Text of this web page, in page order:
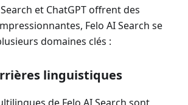
et ChatGPT offrent des
Felo AI Search se
domaines clés :
linguistiques